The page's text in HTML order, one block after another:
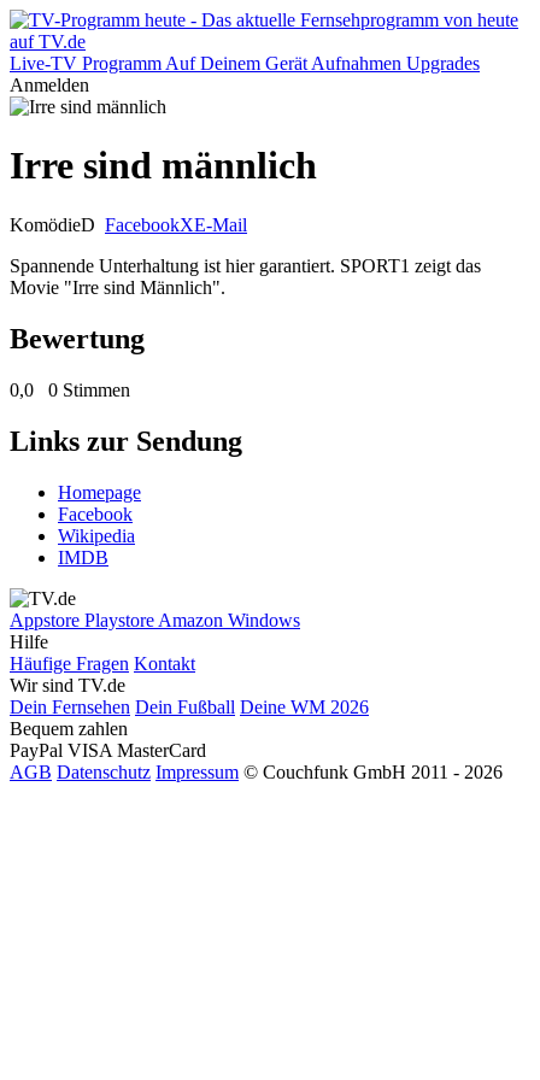
Live-TV Programm Auf Deinem Gerät Aufnahmen Upgrades
Anmelden
Irre sind männlich
KomödieD FacebookXE-Mail
Spannende Unterhaltung ist hier garantiert. SPORT1 zeigt das
Movie "Irre sind Männlich".
Bewertung
0,0 0 Stimmen
Links zur Sendung
Homepage
Facebook
Wikipedia
IMDB
Appstore Playstore Amazon Windows
Hilfe
Häufige Fragen Kontakt
Wir sind TV.de
Dein Fernsehen Dein Fußball Deine WM 2026
Bequem zahlen
PayPal VISA MasterCard
AGB Datenschutz Impressum © Couchfunk GmbH 2011 - 2026